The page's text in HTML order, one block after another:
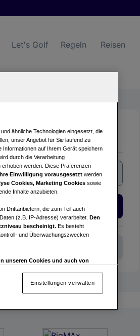
Let's Golf Regeln Reisen
Hotels Suche
ähnliche Technologien eingesetzt, die
unser Angebot für Sie laufend zu
Informationen auf Ihrem Gerät speichern
durch die Verarbeitung
werden. Diese Präferenzen
Einwilligung vorausgesetzt werden
Cookies, Marketing Cookies sowie
Inhalte anzubieten.
Drittanbietern, die zum Teil auch
(z.B. IP-Adresse) verarbeitet. Den
bescheinigt. Es besteht
und Überwachungszwecken
unseren Cookies und auch von
Einstellungen verwalten